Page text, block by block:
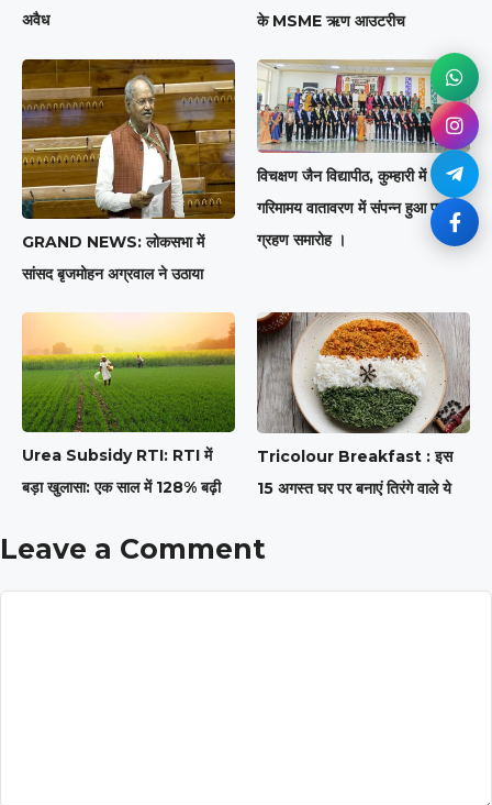
अवैध
के MSME ऋण आउटरीच
GRAND NEWS: लोकसभा में
सांसद बृजमोहन अग्रवाल ने उठाया
विचक्षण जैन विद्यापीठ, कुम्हारी में
गरिमामय वातावरण में संपन्न हुआ पद
ग्रहण समारोह ।
Urea Subsidy RTI: RTI में
बड़ा खुलासा: एक साल में 128% बढ़ी
Tricolour Breakfast : इस
15 अगस्त घर पर बनाएं तिरंगे वाले ये
Leave a Comment